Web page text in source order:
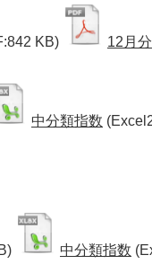
KB) 12月分
中分類指数
中分類指数